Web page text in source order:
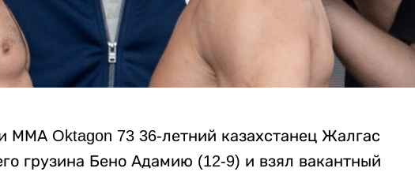
ММА Oktagon 73 36-летний казахстанец Жалгас
грузина Бено Адамию (12-9) и взял вакантный